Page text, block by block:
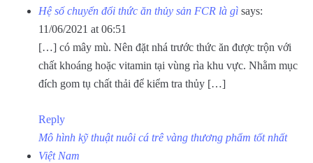
Hệ số chuyển đổi thức ăn thủy sản FCR là gì says:
11/06/2021 at 06:51
[…] có mây mù. Nên đặt nhá trước thức ăn được trộn với
chất khoáng hoặc vitamin tại vùng rìa khu vực. Nhằm mục
đích gom tụ chất thải để kiểm tra thủy […]
Reply
Mô hình kỹ thuật nuôi cá trê vàng thương phẩm tốt nhất
Việt Nam